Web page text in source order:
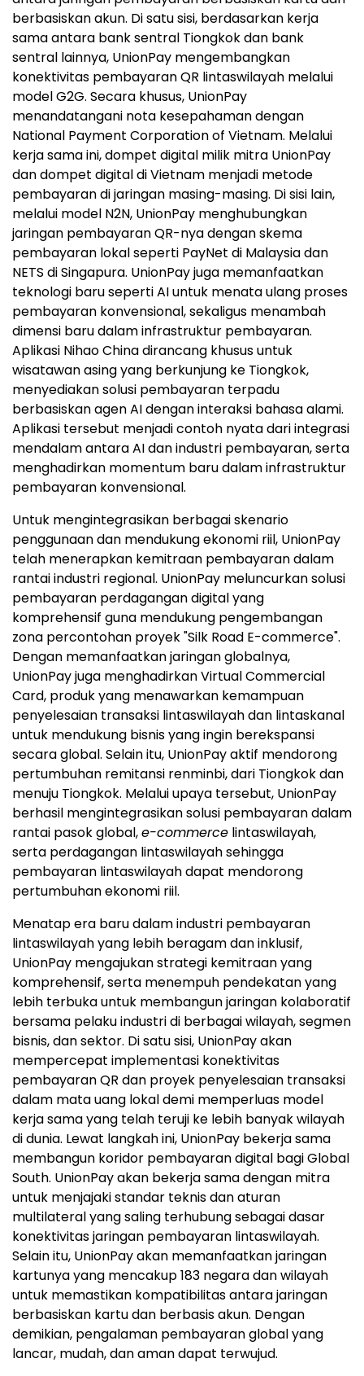
berbasiskan akun. Di satu sisi, berdasarkan kerja
sama antara bank sentral Tiongkok dan bank
sentral lainnya, UnionPay mengembangkan
konektivitas pembayaran QR lintaswilayah melalui
model G2G. Secara khusus, UnionPay
menandatangani nota kesepahaman dengan
National Payment Corporation of Vietnam. Melalui
kerja sama ini, dompet digital milik mitra UnionPay
dan dompet digital di Vietnam menjadi metode
pembayaran di jaringan masing-masing. Di sisi lain,
melalui model N2N, UnionPay menghubungkan
jaringan pembayaran QR-nya dengan skema
pembayaran lokal seperti PayNet di Malaysia dan
NETS di Singapura. UnionPay juga memanfaatkan
teknologi baru seperti AI untuk menata ulang proses
pembayaran konvensional, sekaligus menambah
dimensi baru dalam infrastruktur pembayaran.
Aplikasi Nihao China dirancang khusus untuk
wisatawan asing yang berkunjung ke Tiongkok,
menyediakan solusi pembayaran terpadu
berbasiskan agen AI dengan interaksi bahasa alami.
Aplikasi tersebut menjadi contoh nyata dari integrasi
mendalam antara AI dan industri pembayaran, serta
menghadirkan momentum baru dalam infrastruktur
pembayaran konvensional.
Untuk mengintegrasikan berbagai skenario
penggunaan dan mendukung ekonomi riil, UnionPay
telah menerapkan kemitraan pembayaran dalam
rantai industri regional. UnionPay meluncurkan solusi
pembayaran perdagangan digital yang
komprehensif guna mendukung pengembangan
zona percontohan proyek "Silk Road E-commerce".
Dengan memanfaatkan jaringan globalnya,
UnionPay juga menghadirkan Virtual Commercial
Card, produk yang menawarkan kemampuan
penyelesaian transaksi lintaswilayah dan lintaskanal
untuk mendukung bisnis yang ingin berekspansi
secara global. Selain itu, UnionPay aktif mendorong
pertumbuhan remitansi renminbi, dari Tiongkok dan
menuju Tiongkok. Melalui upaya tersebut, UnionPay
berhasil mengintegrasikan solusi pembayaran dalam
rantai pasok global,e-commerce lintaswilayah,
serta perdagangan lintaswilayah sehingga
pembayaran lintaswilayah dapat mendorong
pertumbuhan ekonomi riil.
Menatap era baru dalam industri pembayaran
lintaswilayah yang lebih beragam dan inklusif,
UnionPay mengajukan strategi kemitraan yang
komprehensif, serta menempuh pendekatan yang
lebih terbuka untuk membangun jaringan kolaboratif
bersama pelaku industri di berbagai wilayah, segmen
bisnis, dan sektor. Di satu sisi, UnionPay akan
mempercepat implementasi konektivitas
pembayaran QR dan proyek penyelesaian transaksi
dalam mata uang lokal demi memperluas model
kerja sama yang telah teruji ke lebih banyak wilayah
di dunia. Lewat langkah ini, UnionPay bekerja sama
membangun koridor pembayaran digital bagi Global
South. UnionPay akan bekerja sama dengan mitra
untuk menjajaki standar teknis dan aturan
multilateral yang saling terhubung sebagai dasar
konektivitas jaringan pembayaran lintaswilayah.
Selain itu, UnionPay akan memanfaatkan jaringan
kartunya yang mencakup 183 negara dan wilayah
untuk memastikan kompatibilitas antara jaringan
berbasiskan kartu dan berbasis akun. Dengan
demikian, pengalaman pembayaran global yang
lancar, mudah, dan aman dapat terwujud.